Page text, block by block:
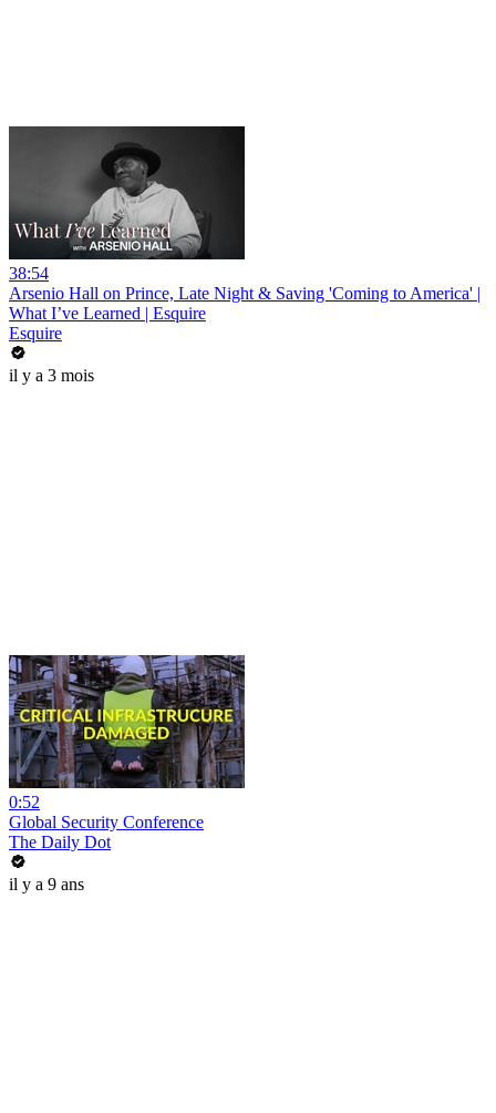
38:54
Arsenio Hall on Prince, Late Night & Saving 'Coming to America' |
What I’ve Learned | Esquire
Esquire
il y a 3 mois
0:52
Global Security Conference
The Daily Dot
il y a 9 ans